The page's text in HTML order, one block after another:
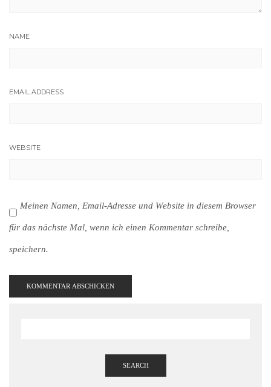
NAME
EMAIL ADDRESS
WEBSITE
Meinen Namen, Email-Adresse und Website in diesem Browser
für das nächste Mal, wenn ich einen Kommentar schreibe,
speichern.
SEARCH